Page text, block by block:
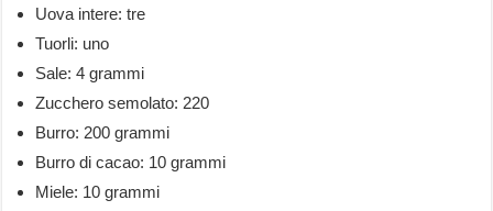
Uova intere: tre
Tuorli: uno
Sale: 4 grammi
Zucchero semolato: 220
Burro: 200 grammi
Burro di cacao: 10 grammi
Miele: 10 grammi